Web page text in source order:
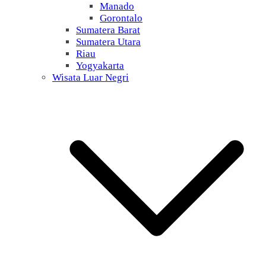
Manado
Gorontalo
Sumatera Barat
Sumatera Utara
Riau
Yogyakarta
Wisata Luar Negri